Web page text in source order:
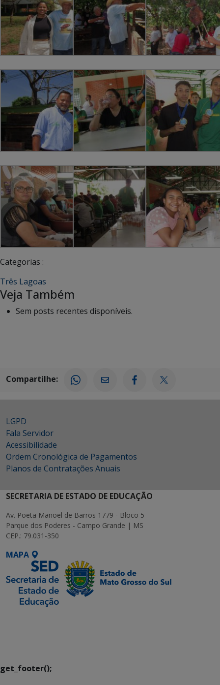
Categorias :
Três Lagoas
Veja Também
Sem posts recentes disponíveis.
Compartilhe:
LGPD
Fala Servidor
Acessibilidade
Ordem Cronológica de Pagamentos
Planos de Contratações Anuais
SECRETARIA DE ESTADO DE EDUCAÇÃO
Av. Poeta Manoel de Barros 1779 - Bloco 5
Parque dos Poderes - Campo Grande | MS
CEP.: 79.031-350
MAPA
get_footer();